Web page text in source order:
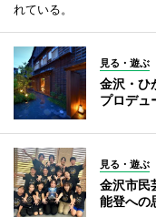
れている。
見る・遊ぶ
金沢・ひ
プロデュ
見る・遊ぶ
金沢市民
能登への